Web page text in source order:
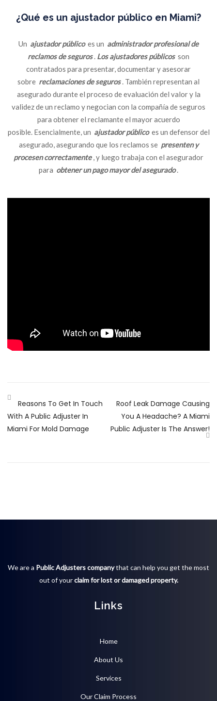
¿Qué es un ajustador público en Miami?
Un ajustador públicoes un administrador profesional de
reclamos de seguros. Los ajustadores públicosson
contratados para presentar, documentar y asesorar
sobre reclamaciones de seguros. También representan al
asegurado durante el proceso de evaluación del valor y la
validez de un reclamo y negocian con la compañía de seguros
para obtener el reclamante el mayor acuerdo
posible. Esencialmente, un ajustador públicoes un defensor del
asegurado, asegurando que los reclamos se presenten y
procesen correctamente, y luego trabaja con el asegurador
para obtener un pago mayor del asegurado.
Reasons To Get In Touch
With A Public Adjuster In
Miami For Mold Damage
Roof Leak Damage Causing
You A Headache? A Miami
Public Adjuster Is The Answer!
We are a Public Adjusters companythat can help you get the most
out of yourclaim for lost or damaged property.
Links
Home
About Us
Services
Our Claim Process